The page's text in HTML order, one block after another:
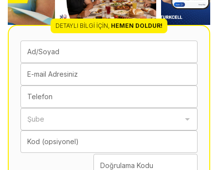
DETAYLI BILGI İÇIN, HEMEN DOLDUR!
Ad/Soyad
E-mail Adresiniz
Telefon
Şube
Kod (opsiyonel)
Doğrulama Kodu